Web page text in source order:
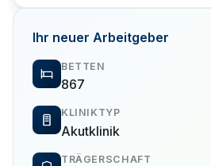
Ihr neuer Arbeitgeber
BETTEN
867
KLINIKTYP
Akutklinik
TRÄGERSCHAFT